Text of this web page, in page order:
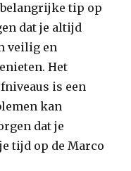
belangrijke tip op
dat je altijd
veilig en
Het
is een
kan
dat je
tijd op de Marco